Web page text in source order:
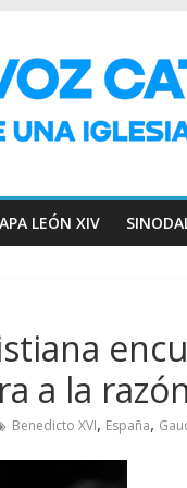
LEÓN XIV
a la razón
Benedicto XVI, España,